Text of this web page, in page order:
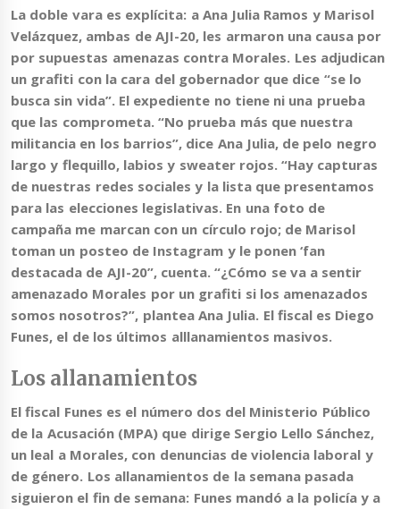
La doble vara es explícita: a Ana Julia Ramos y Marisol
Velázquez, ambas de AJI-20, les armaron una causa por
por supuestas amenazas contra Morales. Les adjudican
un grafiti con la cara del gobernador que dice “se lo
busca sin vida”. El expediente no tiene ni una prueba
que las comprometa. “No prueba más que nuestra
militancia en los barrios”, dice Ana Julia, de pelo negro
largo y flequillo, labios y sweater rojos. “Hay capturas
de nuestras redes sociales y la lista que presentamos
para las elecciones legislativas. En una foto de
campaña me marcan con un círculo rojo; de Marisol
toman un posteo de Instagram y le ponen ‘fan
destacada de AJI-20”, cuenta.“¿Cómo se va a sentir
amenazado Morales por un grafiti si los amenazados
somos nosotros?”, plantea Ana Julia. El fiscal es Diego
Funes, el de los últimos alllanamientos masivos.
Los allanamientos
El fiscal Funes es el número dos del Ministerio Público
de la Acusación (MPA) que dirige Sergio Lello Sánchez,
un leal a Morales, con denuncias de violencia laboral y
de género. Los allanamientos de la semana pasada
siguieron el fin de semana: Funes mandó a la policía y a